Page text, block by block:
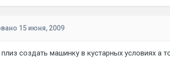
15 июня, 2009
создать машинку в кустарных условиях а